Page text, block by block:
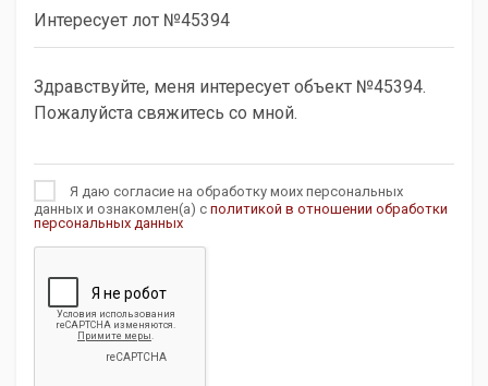
Я даю согласие на обработку моих персональных
данных и ознакомлен(а) с политикой в отношении обработки
персональных данных